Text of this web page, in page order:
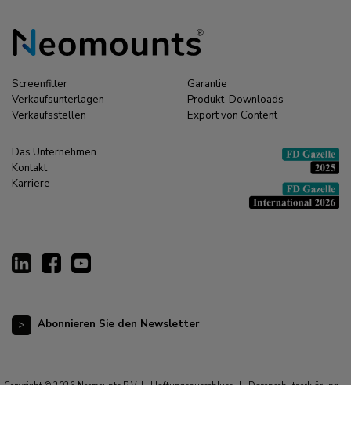
Screenfitter
Verkaufsunterlagen
Verkaufsstellen
Garantie
Produkt-Downloads
Export von Content
Das Unternehmen
Kontakt
Karriere
Abonnieren Sie den Newsletter
Copyright © 2026 Neomounts B.V. | Haftungsausschluss | Datenschutzerklärung |